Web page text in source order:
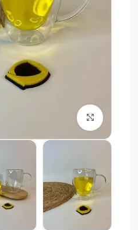
برای بزرگنمایی کلیک کنید